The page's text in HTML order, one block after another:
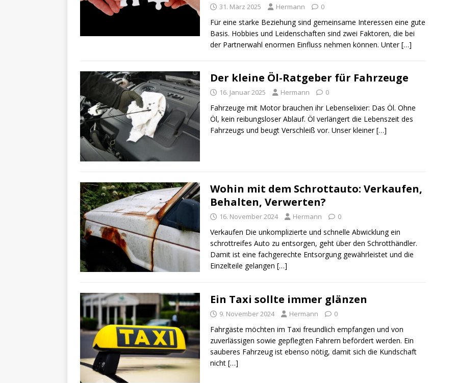
31. März 2025 Hermann 0
Für eine starke Beziehung sind gemeinsame Interessen eine gute
Basis. Hobbies und Leidenschaften sind zwei Faktoren, die bei
der Partnerwahl enormen Einfluss nehmen können. Unter[…]
Der kleine Öl-Ratgeber für Fahrzeuge
16. Januar 2025 Hermann 0
Fahrzeuge mit Motor brauchen ihr Lebenselixier: Das Öl. Ohne
Öl, kein reibungsloser Ablauf. Öl verlängert die Lebenszeit des
Fahrzeugs und beugt Verschleiß vor. Unser kleiner[…]
Wohin mit dem Schrottauto: Verkaufen,
Behalten, Verwerten?
16. November 2024 Hermann 0
Verkaufen Die unkomplizierte und schnelle Abwicklung ein
schrottreifes Auto zu entsorgen, geht über den Schrotthändler.
Damit ist eine fachgerechte Entsorgung gewährleistet und die
Einzelteile gelangen […]
Ein Taxi sollte immer glänzen
9. November 2024 Hermann 0
Fahrgäste möchten im Taxi freundlich empfangen und von
zuverlässigen sowie gepflegten Fahrern befördert werden. Ein
sauberes Fahrzeug ist ebenso nötig, damit sich die Kundschaft
nicht […]